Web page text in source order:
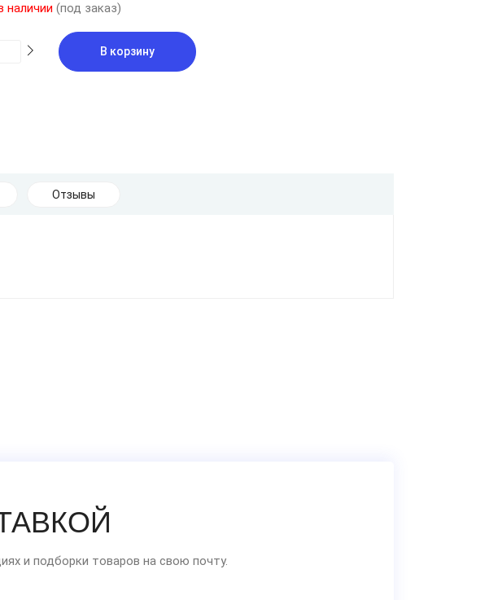
наличии (под заказ)
В корзину
Отзывы
и подборки товаров на свою почту.